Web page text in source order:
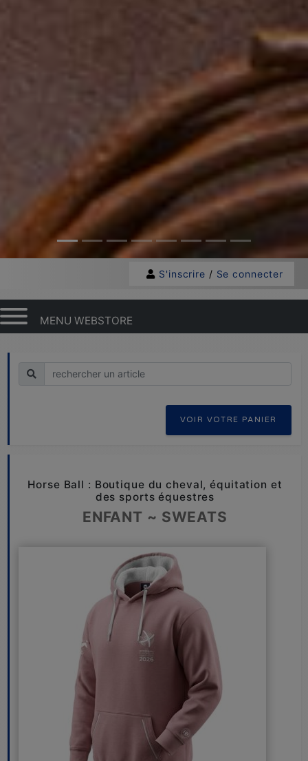
S'inscrire / Se connecter
MENU WEBSTORE
Recherche
VOIR VOTRE PANIER
Horse Ball : Boutique du cheval, équitation et
des sports équestres
ENFANT ~ SWEATS